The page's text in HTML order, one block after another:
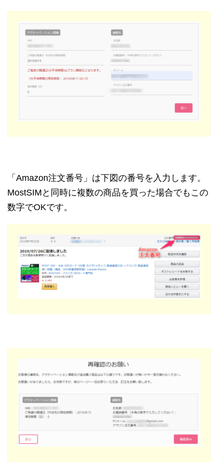
「Amazon注文番号」は下図の番号を入力します。
MostSIMと同時に複数の商品を買った場合でもこの
数字でOKです。